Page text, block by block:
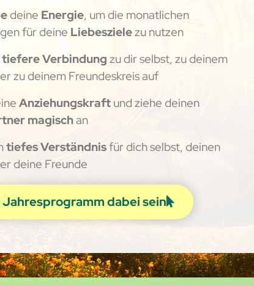
deine Energie, um die monatlichen
für deine Liebeszielezu nutzen
tiefere Verbindungzudir selbst, zu deinem
zu deinem Freundeskreis auf
Anziehungskraftund ziehe deinen
magischan
tiefes Verständnisfür dich selbst, deinen
deine Freunde
dabei sein